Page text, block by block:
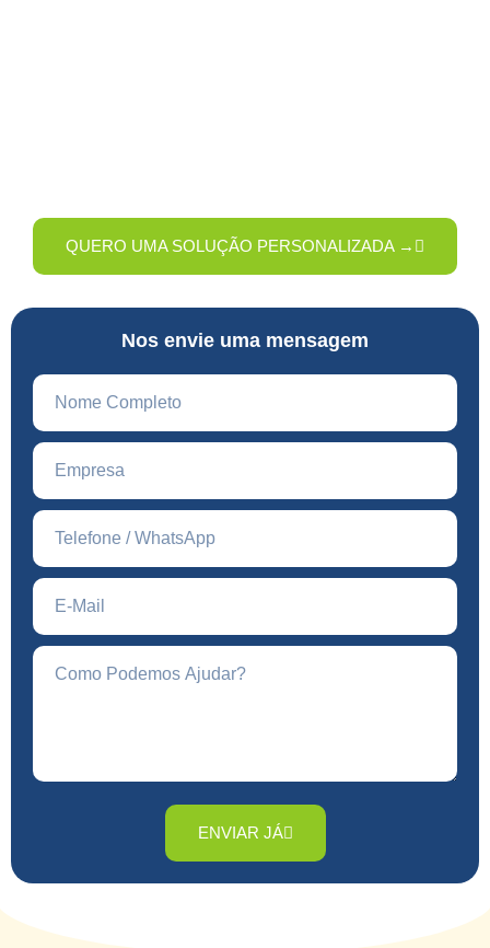
QUERO UMA SOLUÇÃO PERSONALIZADA →
Nos envie uma mensagem
ENVIAR JÁ